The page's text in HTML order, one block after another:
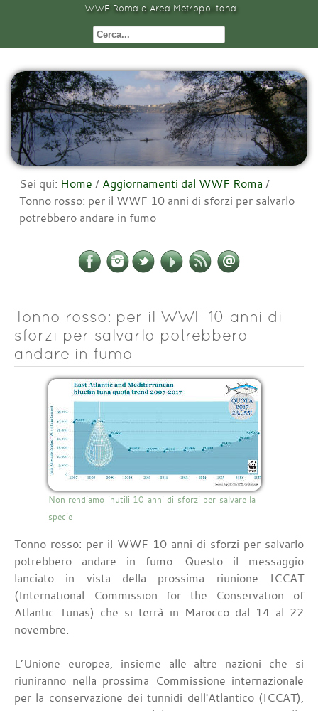
WWF Roma e Area Metropolitana
Sei qui: Home / Aggiornamenti dal WWF Roma /
Tonno rosso: per il WWF 10 anni di sforzi per salvarlo
potrebbero andare in fumo
Tonno rosso: per il WWF 10 anni di
sforzi per salvarlo potrebbero
andare in fumo
Non rendiamo inutili 10 anni di sforzi per salvare la
specie
Tonno rosso: per il WWF 10 anni di sforzi per salvarlo
potrebbero andare in fumo. Questo il messaggio
lanciato in vista della prossima riunione ICCAT
(International Commission for the Conservation of
Atlantic Tunas) che si terrà in Marocco dal 14 al 22
novembre.
L’Unione europea, insieme alle altre nazioni che si
riuniranno nella prossima Commissione internazionale
per la conservazione dei tunnidi dell'Atlantico (ICCAT),